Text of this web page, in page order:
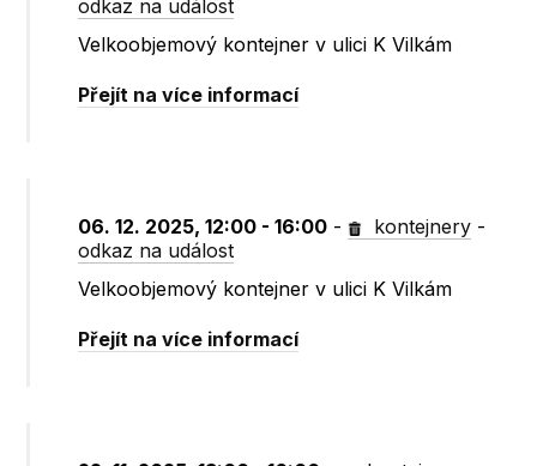
odkaz na událost
Velkoobjemový kontejner v ulici K Vilkám
Přejít na více informací
06. 12. 2025, 12:00 - 16:00 - kontejnery -
odkaz na událost
Velkoobjemový kontejner v ulici K Vilkám
Přejít na více informací